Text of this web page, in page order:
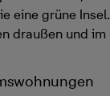
eine grüne
draußen und im